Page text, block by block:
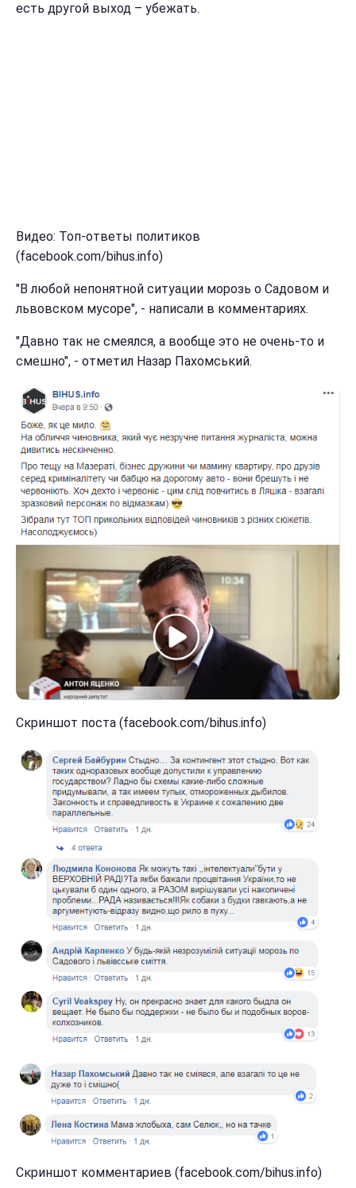
есть другой выход – убежать.
Видео: Топ-ответы политиков
(facebook.com/bihus.info)
"В любой непонятной ситуации морозь о Садовом и
львовском мусоре", - написали в комментариях.
"Давно так не смеялся, а вообще это не очень-то и
смешно", - отметил Назар Пахомський.
Скриншот поста (facebook.com/bihus.info)
Скриншот комментариев (facebook.com/bihus.info)